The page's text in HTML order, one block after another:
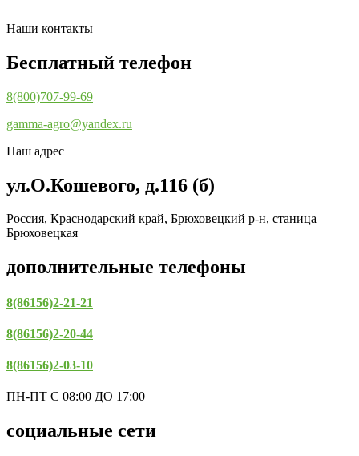
Наши контакты
Бесплатный телефон
8(800)707-99-69
gamma-agro@yandex.ru
Наш адрес
ул.О.Кошевого, д.116 (б)
Россия, Краснодарский край, Брюховецкий р-н, станица
Брюховецкая
дополнительные телефоны
8(86156)2-21-21
8(86156)2-20-44
8(86156)2-03-10
ПН-ПТ С 08:00 ДО 17:00
социальные сети